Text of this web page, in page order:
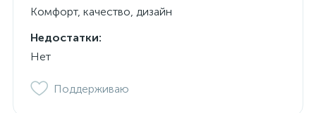
Комфорт, качество, дизайн
Недостатки:
Нет
Поддерживаю